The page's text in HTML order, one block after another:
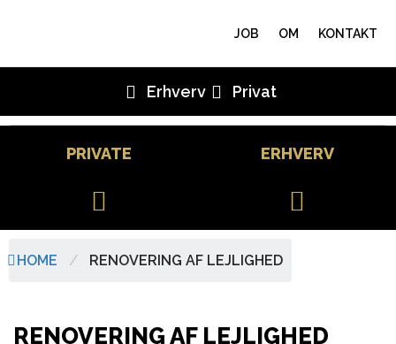
JOB OM KONTAKT
Erhverv Privat
PRIVATE ERHVERV
HOME / RENOVERING AF LEJLIGHED
RENOVERING AF LEJLIGHED